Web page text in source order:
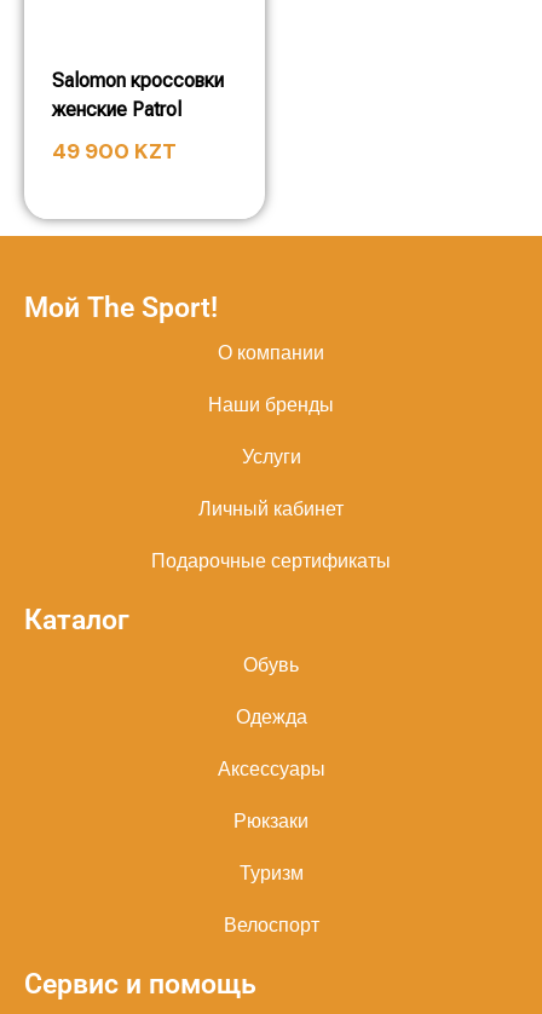
Salomon кроссовки
женские Patrol
49 900 KZT
Мой The Sport!
О компании
Наши бренды
Услуги
Личный кабинет
Подарочные сертификаты
Каталог
Обувь
Одежда
Аксессуары
Рюкзаки
Туризм
Велоспорт
Сервис и помощь